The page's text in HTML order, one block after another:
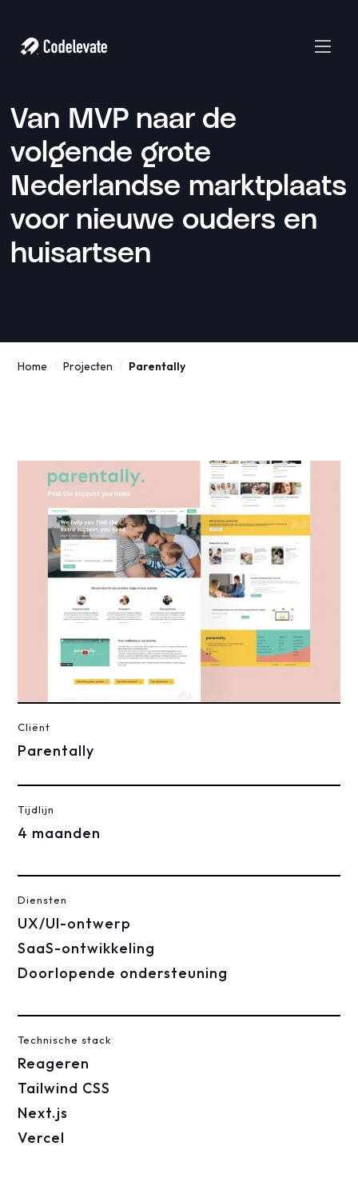
Van MVP naar de
volgende grote
Nederlandse marktplaats
voor nieuwe ouders en
huisartsen
Home / Projecten / Parentally
Cliënt
Parentally
Tijdlijn
4 maanden
Diensten
UX/UI-ontwerp
SaaS-ontwikkeling
Doorlopende ondersteuning
Technische stack
Reageren
Tailwind CSS
Next.js
Vercel